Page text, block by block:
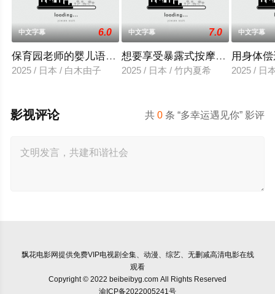
中文字幕 6.0
保育园老师的婴儿语让人超兴奋
2025 / 日本 / 白木由子
中文字幕 7.0
想要享受暴露式按摩的已婚女子
2025 / 日本 / 竹内夏希
中文字幕
用身体
2025 / 日
共0 条 “多幸运遇见你” 影评
影视评论
飘花电影网提供免费VIP电视剧全集、动漫、综艺、无删减高清电影在线
观看
Copyright © 2022 beibeibyg.com All Rights Reserved
渝ICP备2022005241号